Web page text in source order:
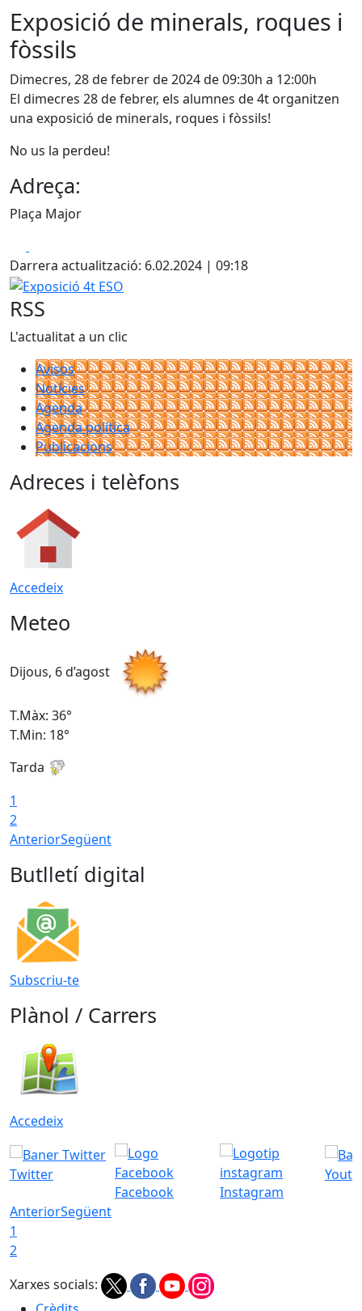
Exposició de minerals, roques i
fòssils
Dimecres, 28 de febrer de 2024 de 09:30h a 12:00h
El dimecres 28 de febrer, els alumnes de 4t organitzen
una exposició de minerals, roques i fòssils!
No us la perdeu!
Adreça:
Plaça Major
Darrera actualització: 6.02.2024 | 09:18
Exposició 4t ESO
RSS
L'actualitat a un clic
Avisos
Notícies
Agenda
Agenda política
Publicacions
Adreces i telèfons
Accedeix
Meteo
Dijous, 6 d’agost
T.Màx: 36°
T.Min: 18°
Tarda
1
2
AnteriorSegüent
Butlletí digital
Subscriu-te
Plànol / Carrers
Accedeix
Twitter
Facebook
Instagram
AnteriorSegüent
1
2
Xarxes socials: